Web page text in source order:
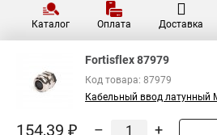
Каталог Оплата Доставка
Fortisflex 87979
Код товара: 87979
Кабельный ввод латунный
154,39 ₽ – +